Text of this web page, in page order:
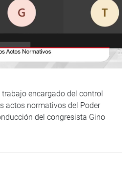
encargado del control
actos normativos del Poder
del congresista Gino